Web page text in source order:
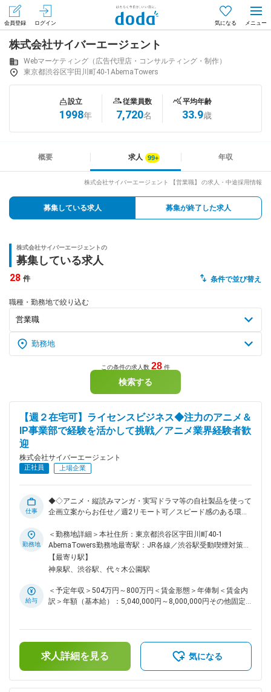
会員登録 ログイン 気になる
会員登録（無料） ログイン
はじめてdodaをご利用される方へ
求人を紹介してもらう
知りたい・聞きたい
専門サイト
対応時間：10:00～22:00(日曜・年末年始を除く)
転職の「モヤモヤ」、一人で悩まず
気軽に相談してみませんか？
dodaの使い方は？
ヘルプ サイトマップ
株式会社サイバーエージェント
Webマーケティング（広告代理店・コンサルティング・制作）
東京都渋谷区宇田川町40-1AbemaTowers
設立
1998年
従業員数
7,720名
平均年齢
33.9歳
概要 求人 年収
株式会社サイバーエージェント 【営業職】 の求人・中途採用情報
募集している求人 募集が終了した求人
株式会社サイバーエージェントの
募集している求人
28 件 条件で並び替え
職種・勤務地で絞り込む
この条件の求人数 28 件
検索する
【週２在宅可】ライセンスビジネス◆注力のアニメ＆
IP事業部で経験を活かして挑戦／アニメ業界経験者歓
迎
株式会社サイバーエージェント
正社員 上場企業
仕事
◆◇アニメ・縦読みマンガ・実写ドラマ等の自社製品を使って
企画立案からお任せ／週2リモート可／スピード感のある環境
務概要： 近年では自社で製作したアニメや実写番組などの海
外番組販売やライセンスビジネスにおける実績が増加してお
り、この分野をグループをあげて注力いたします。 ■業務内
容： ・ライセンスビジネスの企画立案・戦略立案 ・アニメ作
会業務 等 ■関連記事： ●サイバーエージェント × エンタメに
ついて https://www.cyberagent.co.jp/way/list/detail/id=28674
■当ポジションの魅力： ABEMAに代表されるメディア事業・
モバイルゲーム・イベント事業・グッズ事業等多角的なコンテ
ンツ展開が可能な素地があり、これまでにない新しいアニメ作
りができる舞台があるとも自負しております。 ■採用背景＆当
いファンを次々と獲得している中で、日本のもつ質の高いコン
勤務地
＜勤務地詳細＞本社住所：東京都渋谷区宇田川町40-1
AbemaTowers勤務地最寄駅：JR各線／渋谷駅受動喫煙対策：
屋内喫煙可能場所あり変更の範囲：会社の定める事業所（リモ
ートワーク含む）
【最寄り駅】
神泉駅、渋谷駅、代々木公園駅
給与
＜予定年収＞504万円～800万円＜賃金形態＞年俸制＜賃金内
訳＞年額（基本給）：5,040,000円～8,000,000円その他固定
ます。■給与改定（年2回）賃金はあくまでも目安の金額であ
り、選考を通じて上下する可能性があります。月給(月額)は固
定手当を含めた表記です。
求人詳細を見る 気になる